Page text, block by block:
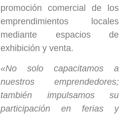
promoción comercial de los
emprendimientos locales
mediante espacios de
exhibición y venta.
«No solo capacitamos a
nuestros emprendedores;
también impulsamos su
participación en ferias y